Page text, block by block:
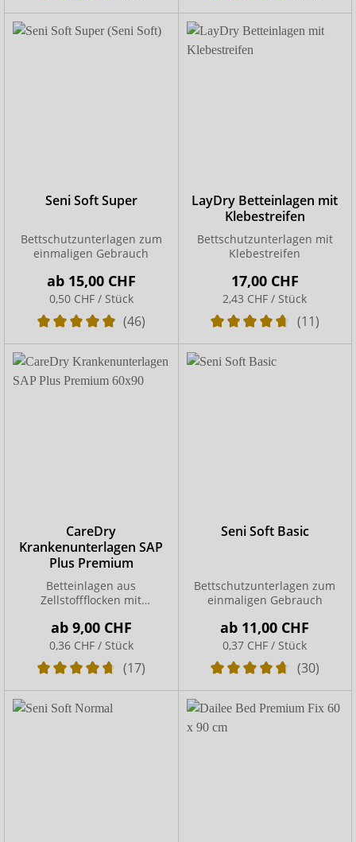
Seni Soft Super
Bettschutzunterlagen zum
einmaligen Gebrauch
ab 15,00 CHF
0,50 CHF / Stück
(46)
LayDry Betteinlagen mit
Klebestreifen
Bettschutzunterlagen mit
Klebestreifen
17,00 CHF
2,43 CHF / Stück
(11)
CareDry
Krankenunterlagen SAP
Plus Premium
Betteinlagen aus
Zellstoffflocken mit
ab 9,00 CHF
0,36 CHF / Stück
(17)
Seni Soft Basic
Bettschutzunterlagen zum
einmaligen Gebrauch
ab 11,00 CHF
0,37 CHF / Stück
(30)